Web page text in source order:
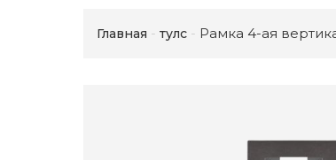
Главная тулс Рамка 4-ая